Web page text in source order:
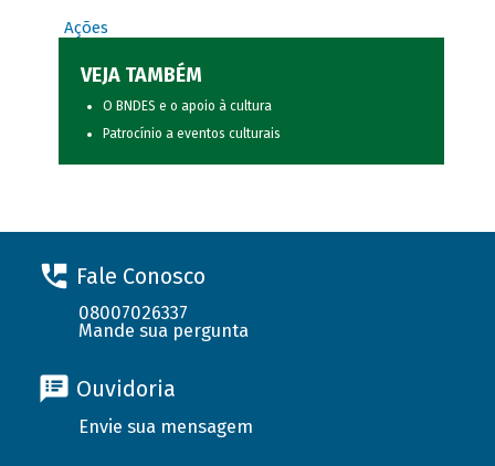
Ações
VEJA TAMBÉM
O BNDES e o apoio à cultura
Patrocínio a eventos culturais
Fale Conosco
08007026337
Mande sua pergunta
Ouvidoria
Envie sua mensagem